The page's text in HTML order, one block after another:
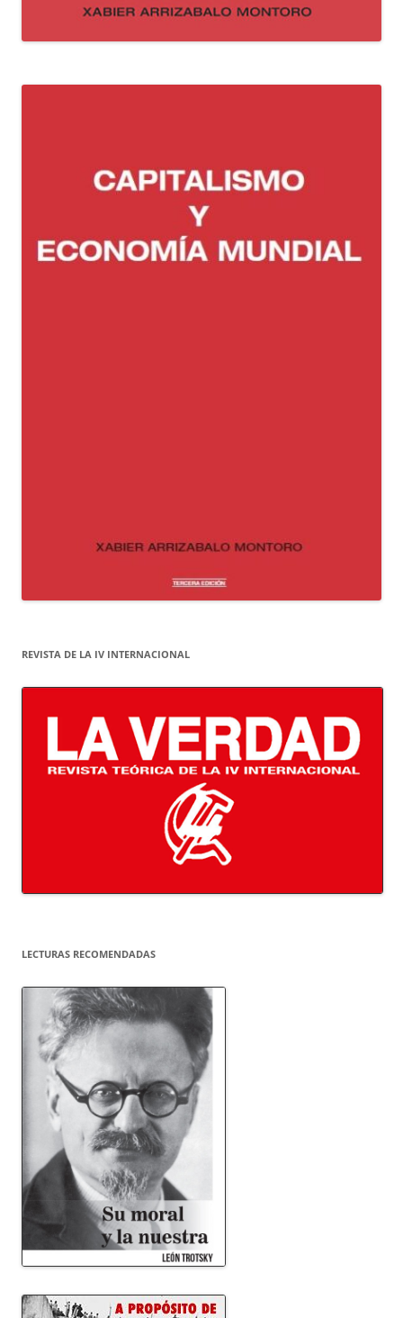
REVISTA DE LA IV INTERNACIONAL
LECTURAS RECOMENDADAS